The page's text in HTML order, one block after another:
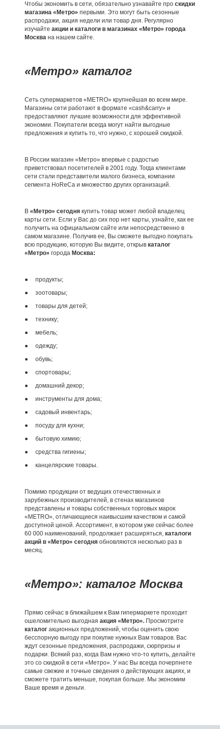
Чтобы экономить в сети, обязательно узнавайте про скидки
магазина «Метро» первыми. Это могут быть сезонные
распродажи, акция недели или товар дня. Регулярно
изучайте акции и каталоги в магазинах «Метро» города
Москва на нашем сайте.
«Метро» каталог
Сеть супермаркетов «METRO» крупнейшая во всем мире.
Магазины сети работают в формате «cash&carry» и
предоставляют лучшие возможности для эффективной
экономии. Покупатели всегда могут найти выгодные
предложения и купить то, что нужно, с хорошей скидкой.
В России магазин «Метро» впервые с радостью
приветствовал посетителей в 2001 году. Тогда клиентами
сети стали представители малого бизнеса, компании
сегмента HoReCa и множество других организаций.
В «Метро» сегодня купить товар может любой владелец
карты сети. Если у Вас до сих пор нет карты, узнайте, как ее
получить на официальном сайте или непосредственно в
самом магазине. Получив ее, Вы сможете выгодно покупать
всю продукцию, которую Вы видите, открыв каталог
«Метро» городаМосква:
● продукты;
● зоотовары;
● товары для детей;
● технику;
● мебель;
● одежду;
● обувь;
● спортовары;
● домашний декор;
● инструменты для дома;
● садовый инвентарь;
● посуду для кухни;
● бытовую химию;
● средства гигиены;
● канцелярские товары.
Помимо продукции от ведущих отечественных и
зарубежных производителей, в стенах магазинов
представлены и товары собственных торговых марок
«METRO», отличающиеся наивысшим качеством и самой
доступной ценой. Ассортимент, в котором уже сейчас более
60 000 наименований, продолжает расширяться, каталоги
акций в «Метро» сегодня обновляются несколько раз в
месяц.
«Метро»: каталог Москва
Прямо сейчас в ближайшем к Вам гипермаркете проходит
ошеломительно выгодная акция «Метро». Просмотрите
каталог акционных предложений, чтобы оценить свою
бесспорную выгоду при покупке нужных Вам товаров. Вас
ждут сезонные предложения, распродажи, сюрпризы и
подарки. Всякий раз, когда Вам нужно что-то купить, делайте
это со скидкой в сети «Метро». У нас Вы всегда почерпнете
самые свежие и точные сведения о действующих акциях, и
сможете тратить меньше, покупая больше. Мы экономим
Ваше время и деньги.